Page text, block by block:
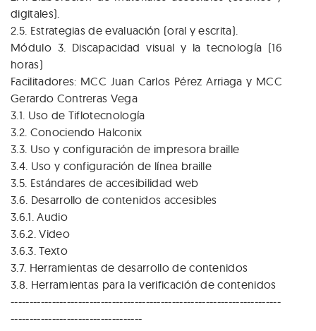
digitales).
2.5. Estrategias de evaluación (oral y escrita).
Módulo 3. Discapacidad visual y la tecnología (16
horas)
Facilitadores: MCC Juan Carlos Pérez Arriaga y MCC
Gerardo Contreras Vega
3.1. Uso de Tiflotecnología
3.2. Conociendo Halconix
3.3. Uso y configuración de impresora braille
3.4. Uso y configuración de línea braille
3.5. Estándares de accesibilidad web
3.6. Desarrollo de contenidos accesibles
3.6.1. Audio
3.6.2. Video
3.6.3. Texto
3.7. Herramientas de desarrollo de contenidos
3.8. Herramientas para la verificación de contenidos
------------------------------------------------------------------------
-----------------------------------